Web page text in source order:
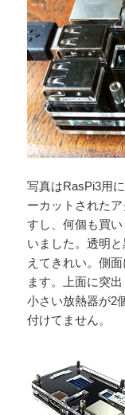
写真はRasPi3用に
ーカットされた
すし、何個も買
いました。透明
えてきれい。側
ます。上面に突
小さい放熱器が2
付けてません。